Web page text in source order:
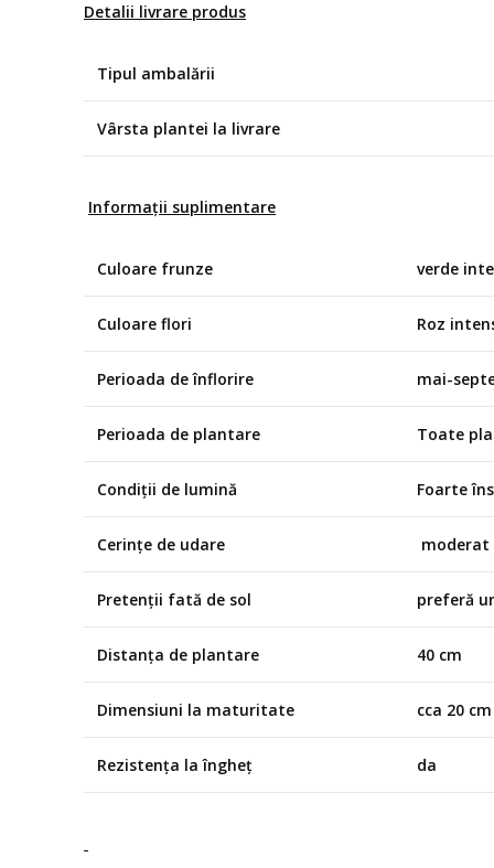
Detalii livrare produs
Tipul ambalării
Vârsta plantei la livrare
Informații suplimentare
Culoare frunze verde
Culoare flori Roz
Perioada de înflorire mai-
Perioada de plantare Toate
Condiții de lumină Foarte
Cerințe de udare moderat
Pretenții fată de sol preferă
Distanța de plantare 40 cm
Dimensiuni la maturitate cca 20
Rezistența la îngheț da